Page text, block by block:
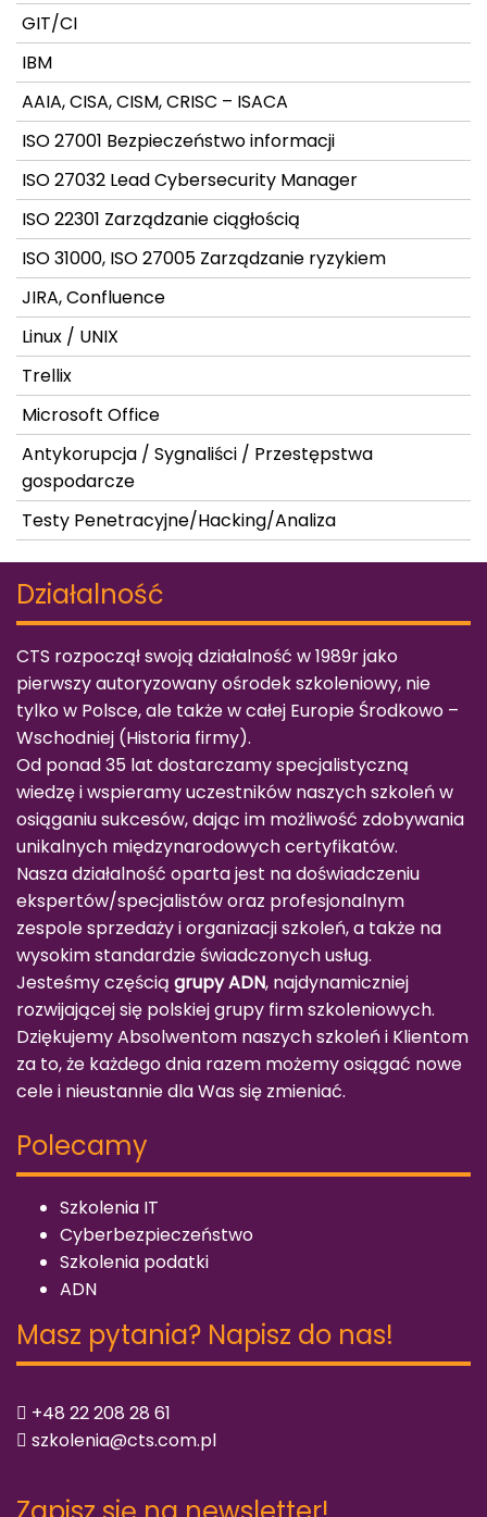
GIT/CI
IBM
AAIA, CISA, CISM, CRISC – ISACA
ISO 27001 Bezpieczeństwo informacji
ISO 27032 Lead Cybersecurity Manager
ISO 22301 Zarządzanie ciągłością
ISO 31000, ISO 27005 Zarządzanie ryzykiem
JIRA, Confluence
Linux / UNIX
Trellix
Microsoft Office
Antykorupcja / Sygnaliści / Przestępstwa
gospodarcze
Testy Penetracyjne/Hacking/Analiza
Działalność
CTS rozpoczął swoją działalność w 1989r jako
pierwszy autoryzowany ośrodek szkoleniowy, nie
tylko w Polsce, ale także w całej Europie Środkowo –
Wschodniej (Historia firmy).
Od ponad 35 lat dostarczamy specjalistyczną
wiedzę i wspieramy uczestników naszych szkoleń w
osiąganiu sukcesów, dając im możliwość zdobywania
unikalnych międzynarodowych certyfikatów.
Nasza działalność oparta jest na doświadczeniu
ekspertów/specjalistów oraz profesjonalnym
zespole sprzedaży i organizacji szkoleń, a także na
wysokim standardzie świadczonych usług.
Jesteśmy częścią grupy ADN, najdynamiczniej
rozwijającej się polskiej grupy firm szkoleniowych.
Dziękujemy Absolwentom naszych szkoleń i Klientom
za to, że każdego dnia razem możemy osiągać nowe
cele i nieustannie dla Was się zmieniać.
Polecamy
Szkolenia IT
Cyberbezpieczeństwo
Szkolenia podatki
ADN
Masz pytania? Napisz do nas!
+48 22 208 28 61
szkolenia@cts.com.pl